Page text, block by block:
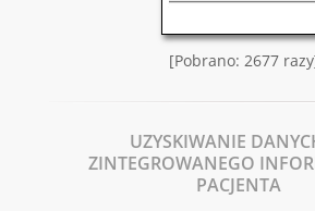
[Pobrano: 2677
UZYSKIWANIE
ZINTEGROWANEGO
PACJENTA